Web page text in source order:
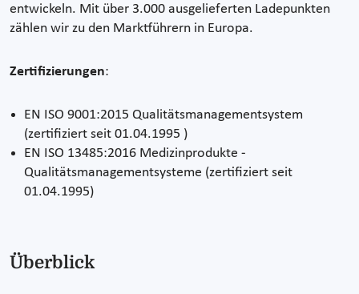
entwickeln. Mit über 3.000 ausgelieferten Ladepunkten
zählen wir zu den Marktführern in Europa.
Zertifizierungen:
EN ISO 9001:2015 Qualitätsmanagementsystem
(zertifiziert seit 01.04.1995 )
EN ISO 13485:2016 Medizinprodukte -
Qualitätsmanagementsysteme (zertifiziert seit
01.04.1995)
Überblick